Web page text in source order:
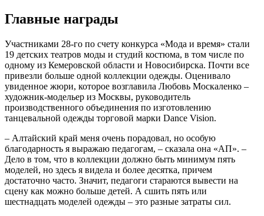
Главные награды
Участниками 28-го по счету конкурса «Мода и время» стали
19 детских театров моды и студий костюма, в том числе по
одному из Кемеровской области и Новосибирска. Почти все
привезли больше одной коллекции одежды. Оценивало
увиденное жюри, которое возглавила Любовь Москаленко –
художник-модельер из Москвы, руководитель
производственного объединения по изготовлению
танцевальной одежды торговой марки Dance Vision.
– Алтайский край меня очень порадовал, но особую
благодарность я выражаю педагогам, – сказала она «АП». –
Дело в том, что в коллекции должно быть минимум пять
моделей, но здесь я видела и более десятка, причем
достаточно часто. Значит, педагоги стараются вывести на
сцену как можно больше детей. А сшить пять или
шестнадцать моделей одежды – это разные затраты сил.